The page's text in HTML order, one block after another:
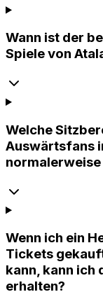
Wann ist der
Spiele von
Welche
Auswärtsfans
Wenn ich ein
Tickets
kann, kann ich
erhalten?